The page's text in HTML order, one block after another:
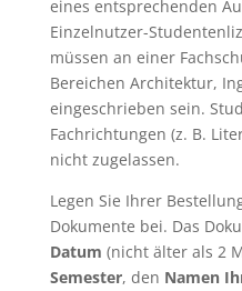
eines entsprechenden
Einzelnutzer-
müssen an einer
Bereichen Architektur,
eingeschrieben sein.
Fachrichtungen (z. B.
nicht zugelassen.
Legen Sie Ihrer
Dokumente bei. Das
Datum (nicht älter als 2
Semester, den Namen